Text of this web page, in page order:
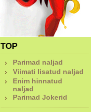
TOP
Parimad naljad
Viimati lisatud naljad
Enim hinnatud
naljad
Parimad Jokerid